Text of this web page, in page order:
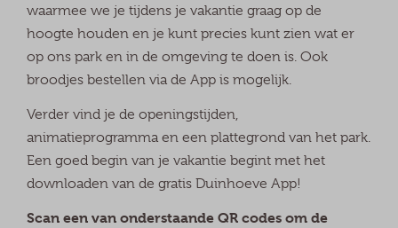
waarmee we je tijdens je vakantie graag op de
hoogte houden en je kunt precies kunt zien wat er
op ons park en in de omgeving te doen is. Ook
broodjes bestellen via de App is mogelijk.
Verder vind je de openingstijden,
animatieprogramma en een plattegrond van het park.
Een goed begin van je vakantie begint met het
downloaden van de gratis Duinhoeve App!
Scan een van onderstaande QR codes om de